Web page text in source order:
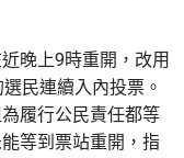
晚上9時重開，改用
民連續入內投票。
履行公民責任都等
等到票站重開，指